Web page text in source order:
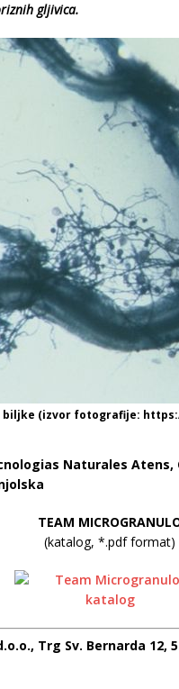
gljivica.
biljke (izvor fotografije:
Naturales Atens,
TEAM
(katalog, *.pdf format)
Trg Sv. Bernarda 12,